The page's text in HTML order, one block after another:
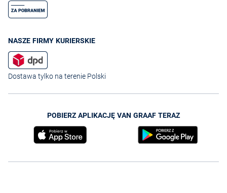
NASZE FIRMY KURIERSKIE
Dostawa tylko na terenie Polski
POBIERZ APLIKACJĘ VAN GRAAF TERAZ